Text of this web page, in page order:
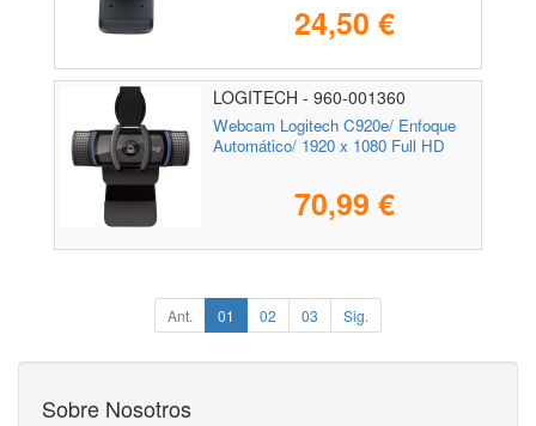
24,50 €
LOGITECH - 960-001360
Webcam Logitech C920e/ Enfoque
Automático/ 1920 x 1080 Full HD
70,99 €
Ant. 01 02 03 Sig.
Sobre Nosotros